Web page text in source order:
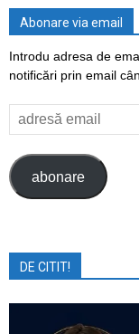
Abonare via email
Introdu adresa de
notificări prin email
adresă
email
abonare
DE CITIT!